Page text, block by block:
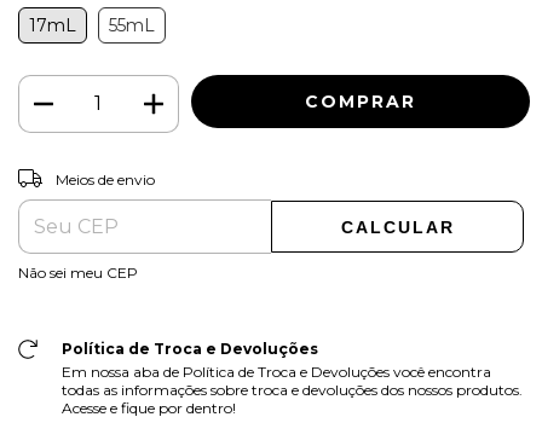
17mL 55mL
Entregas para o CEP:
Meios de envio
CALCULAR
Não sei meu CEP
Política de Troca e Devoluções
Em nossa aba de Política de Troca e Devoluções você encontra
todas as informações sobre troca e devoluções dos nossos produtos.
Acesse e fique por dentro!